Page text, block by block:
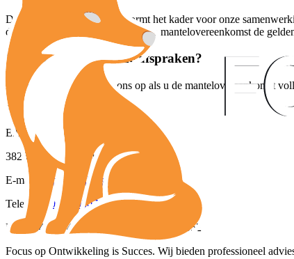
Deze mantelovereenkomst vormt het kader voor onze
documenten vormen samen met de mantelovereenkomst de
Vragen of aanvullende afspraken?
Neem gerust contact met ons op als u de mantelovereenkomst
FOS Dienstverlening
Elburgstraat
200
3826 BH
Amersfoort
E-mail:
info@fosdienstverlening.nl
Telefoon:
033-3030799
KvK:
84712740
NL001955587B52
Focus op Ontwikkeling is Succes. Wij bieden professioneel